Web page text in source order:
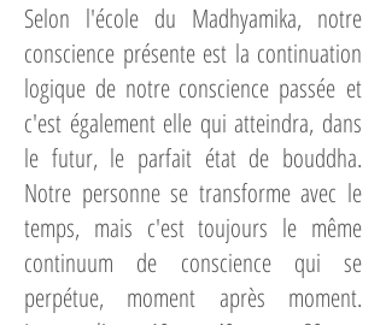
Selon l'école du Madhyamika, notre
conscience présente est la continuation
logique de notre conscience passée et
c'est également elle qui atteindra, dans
le futur, le parfait état de bouddha.
Notre personne se transforme avec le
temps, mais c'est toujours le même
continuum de conscience qui se
perpétue, moment après moment.